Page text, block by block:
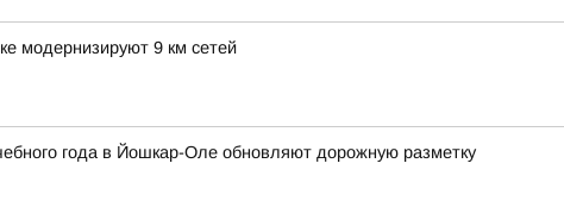
модернизируют 9 км сетей
года в Йошкар-Оле обновляют дорожную разметку